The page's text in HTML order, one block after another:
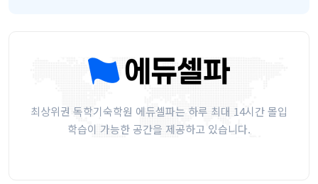
최상위권 독학기숙학원 에듀셀파는 하루 최대 14시간 몰입
학습이 가능한 공간을 제공하고 있습니다.